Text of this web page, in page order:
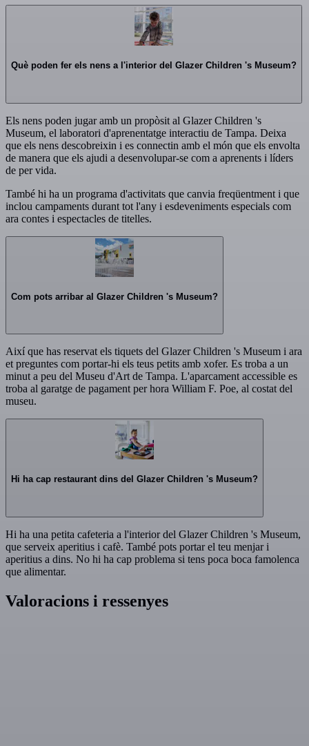
Què poden fer els nens a l'interior del Glazer Children 's Museum?
Els nens poden jugar amb un propòsit al Glazer Children 's
Museum, el laboratori d'aprenentatge interactiu de Tampa. Deixa
que els nens descobreixin i es connectin amb el món que els envolta
de manera que els ajudi a desenvolupar-se com a aprenents i líders
de per vida.
També hi ha un programa d'activitats que canvia freqüentment i que
inclou campaments durant tot l'any i esdeveniments especials com
ara contes i espectacles de titelles.
Com pots arribar al Glazer Children 's Museum?
Així que has reservat els tiquets del Glazer Children 's Museum i ara
et preguntes com portar-hi els teus petits amb xofer. Es troba a un
minut a peu del Museu d'Art de Tampa. L'aparcament accessible es
troba al garatge de pagament per hora William F. Poe, al costat del
museu.
Hi ha cap restaurant dins del Glazer Children 's Museum?
Hi ha una petita cafeteria a l'interior del Glazer Children 's Museum,
que serveix aperitius i cafè. També pots portar el teu menjar i
aperitius a dins. No hi ha cap problema si tens poca boca famolenca
que alimentar.
Valoracions i ressenyes